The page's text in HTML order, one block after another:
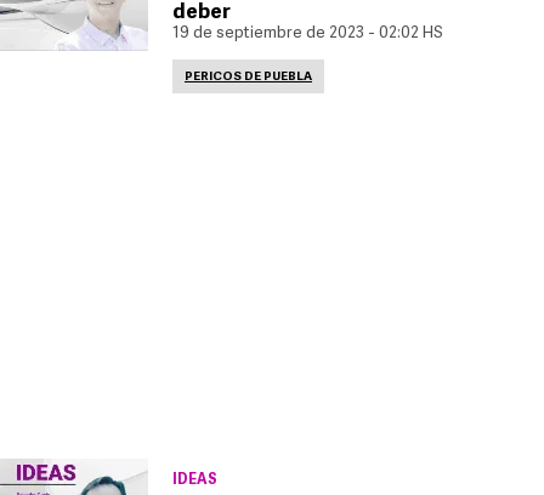
deber
19 de septiembre de 2023 - 02:02 HS
PERICOS DE PUEBLA
IDEAS